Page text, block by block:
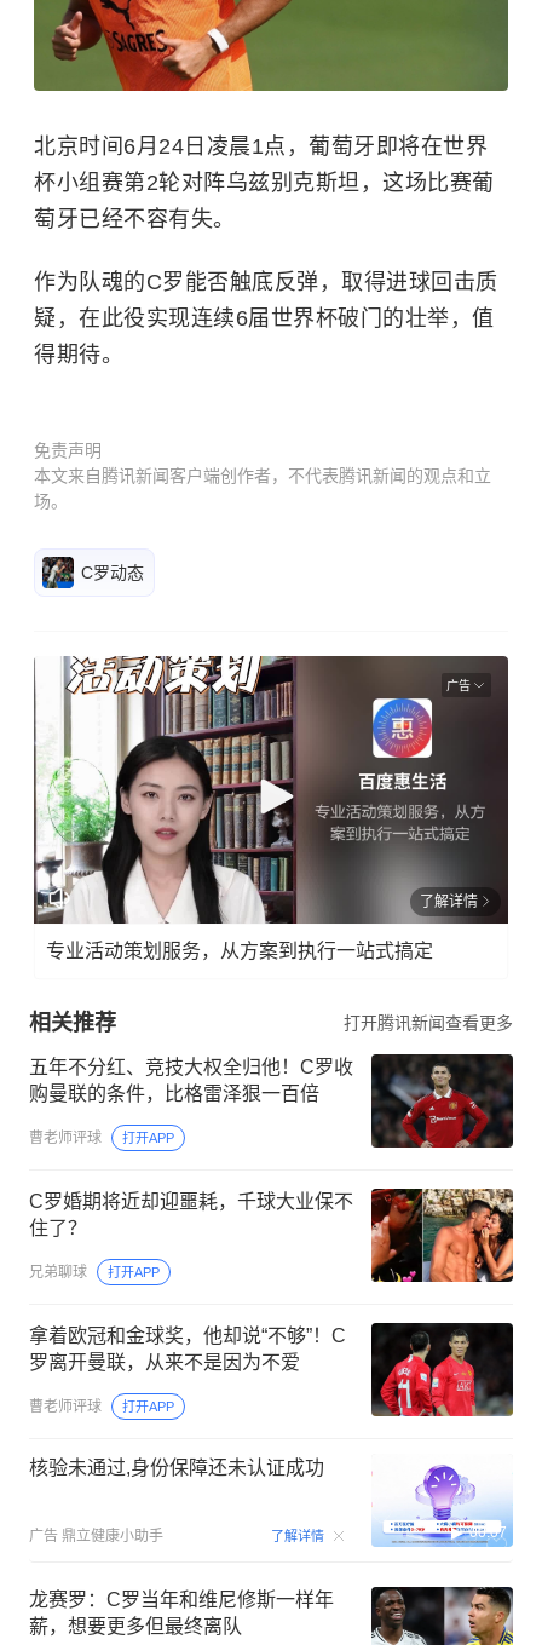
北京时间6月24日凌晨1点，葡萄牙即将在世界
杯小组赛第2轮对阵乌兹别克斯坦 ，这场比赛葡
萄牙已经不容有失。
作为队魂的C罗能否触底反弹，取得进球回击质
疑，在此役实现连续6届世界杯破门的壮举，值
得期待。
免责声明
本文来自腾讯新闻客户端创作者，不代表腾讯新闻的观点和立
场。
C罗动态
广告
了解详情
专业活动策划服务，从方案到执行一站式搞定
相关推荐 打开腾讯新闻查看更多
五年不分红、竞技大权全归他！C罗收
购曼联的条件，比格雷泽狠一百倍
曹老师评球 打开APP
C罗婚期将近却迎噩耗，千球大业保不
住了？
兄弟聊球 打开APP
拿着欧冠和金球奖，他却说“不够”！C
罗离开曼联，从来不是因为不爱
曹老师评球 打开APP
核验未通过,身份保障还未认证成功
广告 鼎立健康小助手 了解详情 00:07
龙赛罗：C罗当年和维尼修斯一样年
薪，想要更多但最终离队